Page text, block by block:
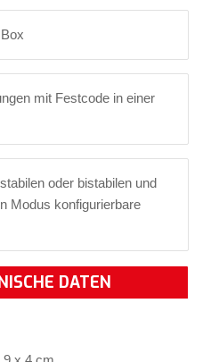
mit Festcode in einer
oder bistabilen und
Modus konfigurierbare
DATEN